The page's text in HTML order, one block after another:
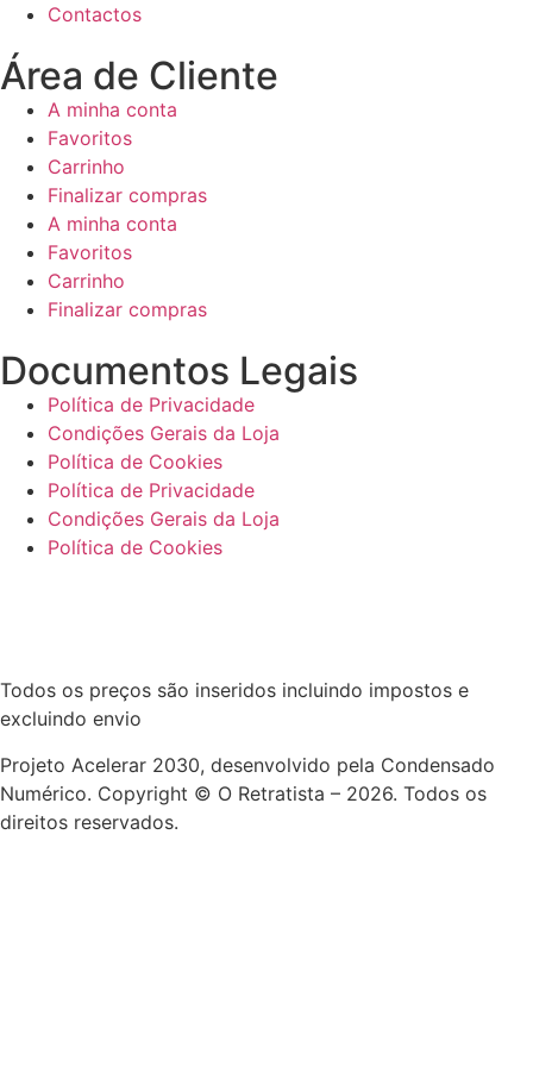
Contactos
Área de Cliente
A minha conta
Favoritos
Carrinho
Finalizar compras
A minha conta
Favoritos
Carrinho
Finalizar compras
Documentos Legais
Política de Privacidade
Condições Gerais da Loja
Política de Cookies
Política de Privacidade
Condições Gerais da Loja
Política de Cookies
Todos os preços são inseridos incluindo impostos e
excluindo envio
Projeto Acelerar 2030, desenvolvido pela Condensado
Numérico. Copyright © O Retratista – 2026. Todos os
direitos reservados.